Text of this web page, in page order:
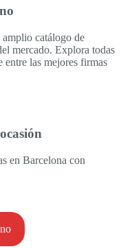
catálogo de
mercado. Explora todas
las mejores firmas
en Barcelona con